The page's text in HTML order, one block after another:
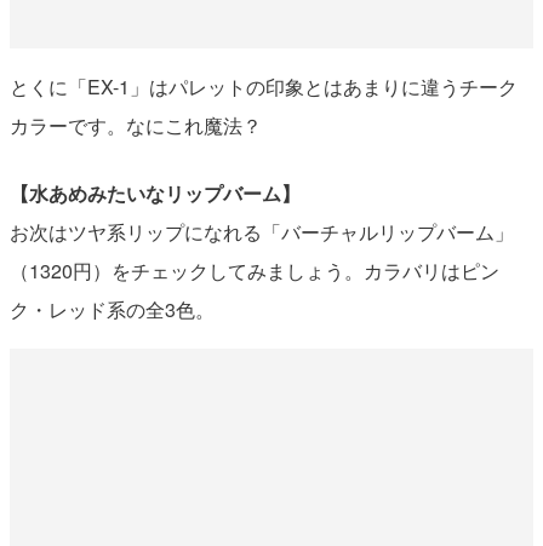
とくに「EX-1」はパレットの印象とはあまりに違うチーク
カラーです。なにこれ魔法？
【水あめみたいなリップバーム】
お次はツヤ系リップになれる「バーチャルリップバーム」
（1320円）をチェックしてみましょう。カラバリはピン
ク・レッド系の全3色。